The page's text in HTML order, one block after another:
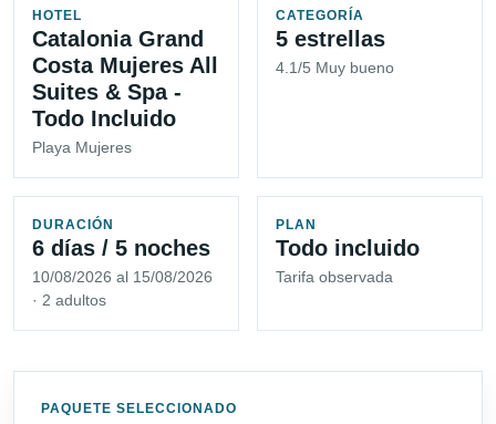
HOTEL
Catalonia Grand
Costa Mujeres All
Suites & Spa -
Todo Incluido
Playa Mujeres
CATEGORÍA
5 estrellas
4.1/5 Muy bueno
DURACIÓN
6 días / 5 noches
10/08/2026 al 15/08/2026
· 2 adultos
PLAN
Todo incluido
Tarifa observada
PAQUETE SELECCIONADO